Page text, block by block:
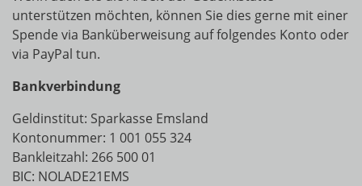
unterstützen möchten, können Sie dies gerne mit einer
Spende via Banküberweisung auf folgendes Konto oder
via PayPal tun.
Bankverbindung
Geldinstitut: Sparkasse Emsland
Kontonummer: 1 001 055 324
Bankleitzahl: 266 500 01
BIC: NOLADE21EMS